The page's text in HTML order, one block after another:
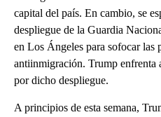
capital del país. En cambio, se
despliegue de la Guardia
en Los Ángeles para sofocar las
antiinmigración. Trump enfrenta
por dicho despliegue.
A principios de esta semana,